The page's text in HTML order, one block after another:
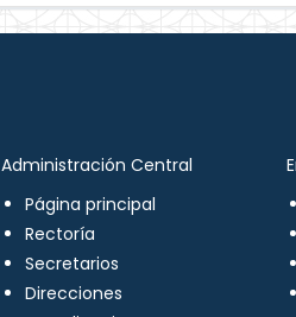
Administración Central
Página principal
Rectoría
Secretarios
Direcciones